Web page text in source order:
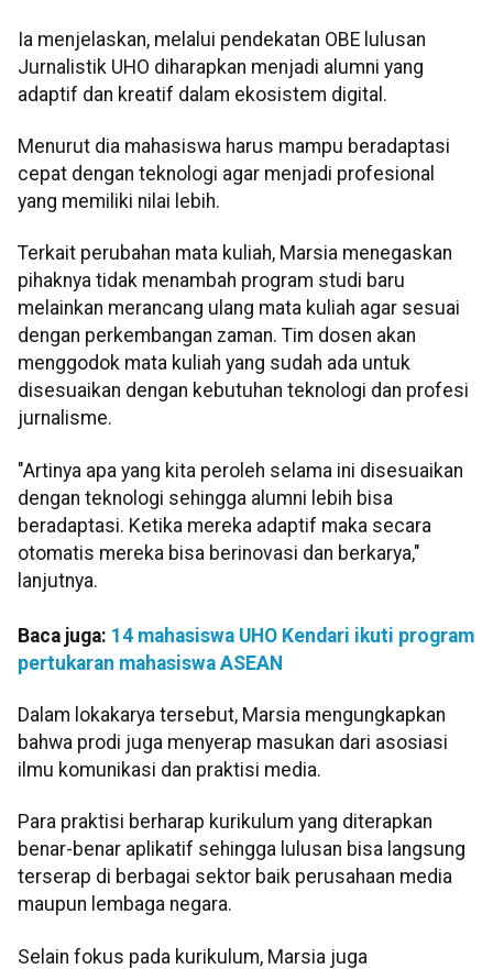
Ia menjelaskan, melalui pendekatan OBE lulusan
Jurnalistik UHO diharapkan menjadi alumni yang
adaptif dan kreatif dalam ekosistem digital.
Menurut dia mahasiswa harus mampu beradaptasi
cepat dengan teknologi agar menjadi profesional
yang memiliki nilai lebih.
Terkait perubahan mata kuliah, Marsia menegaskan
pihaknya tidak menambah program studi baru
melainkan merancang ulang mata kuliah agar sesuai
dengan perkembangan zaman. Tim dosen akan
menggodok mata kuliah yang sudah ada untuk
disesuaikan dengan kebutuhan teknologi dan profesi
jurnalisme.
"Artinya apa yang kita peroleh selama ini disesuaikan
dengan teknologi sehingga alumni lebih bisa
beradaptasi. Ketika mereka adaptif maka secara
otomatis mereka bisa berinovasi dan berkarya,"
lanjutnya.
Baca juga: 14 mahasiswa UHO Kendari ikuti program
pertukaran mahasiswa ASEAN
Dalam lokakarya tersebut, Marsia mengungkapkan
bahwa prodi juga menyerap masukan dari asosiasi
ilmu komunikasi dan praktisi media.
Para praktisi berharap kurikulum yang diterapkan
benar-benar aplikatif sehingga lulusan bisa langsung
terserap di berbagai sektor baik perusahaan media
maupun lembaga negara.
Selain fokus pada kurikulum, Marsia juga